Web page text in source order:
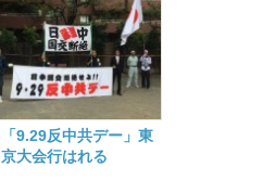
「9.29反中共デー」東
京大会行はれる